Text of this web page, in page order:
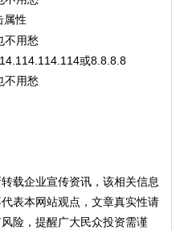
属性
或8.8.8.8
载企业宣传资讯，该相关信息
表本网站观点，文章真实性请
险，提醒广大民众投资需谨